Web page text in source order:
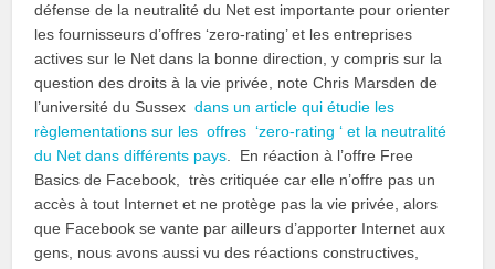
défense de la neutralité du Net est importante pour orienter
les fournisseurs d’offres ‘zero-rating’ et les entreprises
actives sur le Net dans la bonne direction, y compris sur la
question des droits à la vie privée, note Chris Marsden de
l’université du Sussexdans un article qui étudie les
règlementations sur les offres ‘zero-rating ‘ et la neutralité
du Net dans différents pays . En réaction à l’offre Free
Basics de Facebook, très critiquée car elle n’offre pas un
accès à tout Internet et ne protège pas la vie privée, alors
que Facebook se vante par ailleurs d’apporter Internet aux
gens, nous avons aussi vu des réactions constructives,